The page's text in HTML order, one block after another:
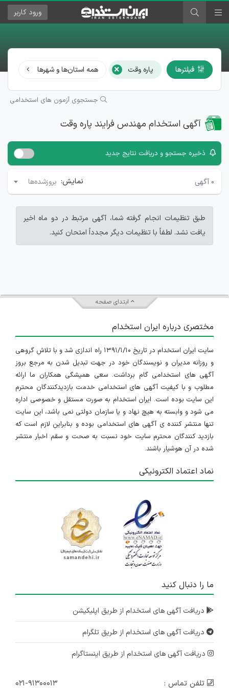
ورود کاربر
فیلترها پاره وقت × همه استان‌ها و شهرها
جستجوی آزمون های استخدامی
آگهی استخدام مهندس فرایند پاره وقت
ذخیره جستجو و دریافت نتایج جدید
۰ آگهی نمایش: بروزشده‌ها
طبق تنظیمات انجام گرفته شما، آگهی مرتبط در دو ماه اخیر
یافت نشد. لطفاً با تنظیمات دیگر مجدداً امتحان کنید.
ابتدای صفحه
مختصری درباره ایران استخدام
سایت ایران استخدام در تاریخ ۱۳۹۱/۱/۱۰ راه اندازی شد و با تلاش گروهی
و روزانه مدیران و نویسندگان خود در جهت تبدیل شدن به مرجع بروز
آگهی های استخدامی گام برداشت. سعی همیشگی همکاران ما ارائه
مطلوب و با کیفیت آگهی های استخدامی خدمت بازدیدکنندگان محترم
این سایت بوده است. ایران استخدام به صورت مستقل و خصوصی اداره
می شود و وابسته به هیچ نهاد و یا سازمان دولتی نمی باشد، این سایت
تنها منتشر کننده ی آگهی های استخدامی بوده و بنابراین لازم است که
بازدید کنندگان محترم سایت خود نسبت به صحت و سقم اخبار منتشر
شده در آن هوشیار باشند.
نماد اعتماد الکترونیکی
ما را دنبال کنید
دریافت آگهی های استخدام از طریق اپلیکیشن
دریافت آگهی های استخدام از طریق تلگرام
دریافت آگهی های استخدام از طریق اینستاگرام
تلفن تماس : ۰۲۱-۹۱۳۰۰۰۱۳